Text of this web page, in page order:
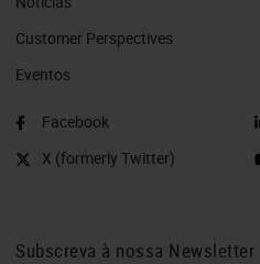
Customer Perspectives​
Eventos
Facebook
X (formerly Twitter)
Subscreva à nossa Newsletter